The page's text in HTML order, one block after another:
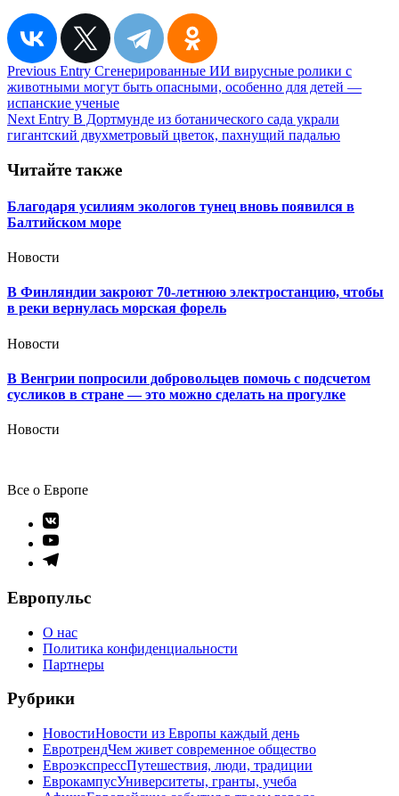
Навигация
по
записям
Previous Entry Сгенерированные ИИ вирусные ролики с
животными могут быть опасными, особенно для детей —
испанские ученые
Next Entry В Дортмунде из ботанического сада украли
гигантский двухметровый цветок, пахнущий падалью
Читайте также
Благодаря усилиям экологов тунец вновь появился в
Балтийском море
Новости
В Финляндии закроют 70-летнюю электростанцию, чтобы
в реки вернулась морская форель
Новости
В Венгрии попросили добровольцев помочь с подсчетом
сусликов в стране — это можно сделать на прогулке
Новости
Все о Европе
Элемент
меню
Элемент
меню
Элемент
Европульс
О нас
Политика конфиденциальности
Партнеры
Рубрики
НовостиНовости из Европы каждый день
ЕвротрендЧем живет современное общество
ЕвроэкспрессПутешествия, люди, традиции
ЕврокампусУниверситеты, гранты, учеба